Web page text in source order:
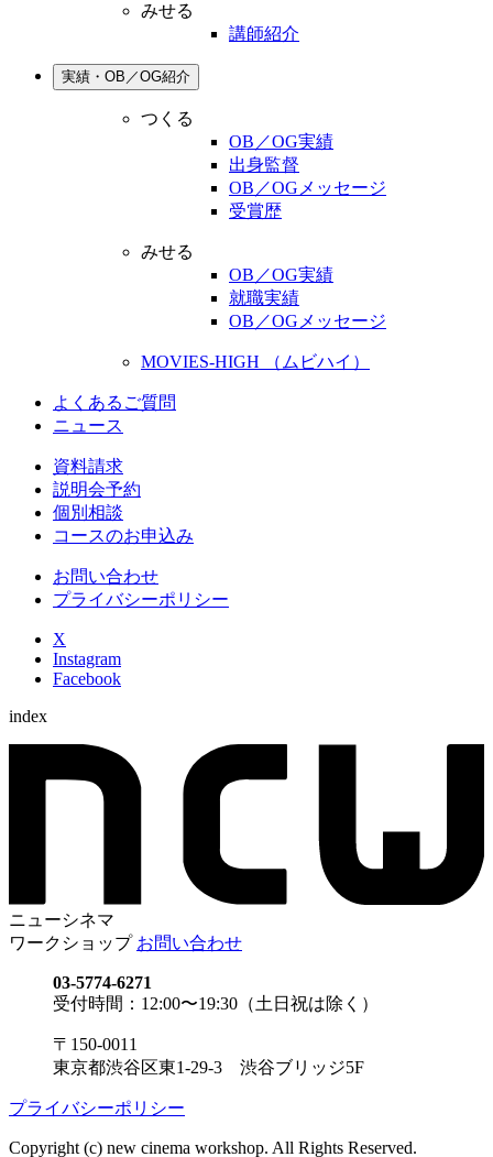
みせる
講師紹介
実績・OB／OG紹介
つくる
OB／OG実績
出身監督
OB／OGメッセージ
受賞歴
みせる
OB／OG実績
就職実績
OB／OGメッセージ
MOVIES-HIGH （ムビハイ）
よくあるご質問
ニュース
資料請求
説明会予約
個別相談
コースのお申込み
お問い合わせ
プライバシーポリシー
X
Instagram
Facebook
index
ニューシネマ
ワークショップ お問い合わせ
03-5774-6271
受付時間：12:00〜19:30（土日祝は除く）
〒150-0011
東京都渋谷区東1-29-3 渋谷ブリッジ5F
プライバシーポリシー
Copyright (c) new cinema workshop. All Rights Reserved.